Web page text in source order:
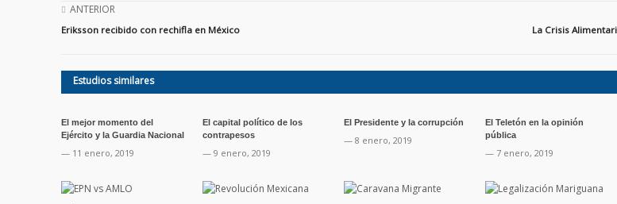
ANTERIOR
Eriksson recibido con rechifla en México La Crisis
Estudios similares
El mejor momento del
Ejército y la Guardia Nacional
— 11 enero, 2019
El capital político de los
contrapesos
— 9 enero, 2019
El Presidente y la corrupción
— 8 enero, 2019
El Teletón en la opinión
pública
— 7 enero, 2019